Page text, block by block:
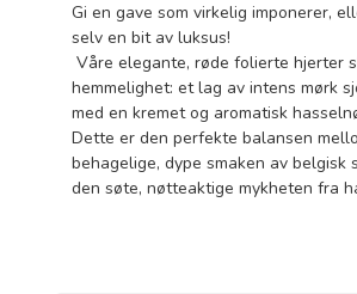
Gi en gave som virkelig imponerer,
selv en bit av luksus!
Våre elegante, røde folierte hjerter
hemmelighet: et lag av intens mørk
med en kremet og aromatisk
Dette er den perfekte balansen
behagelige, dype smaken av belgisk
den søte, nøtteaktige mykheten fra